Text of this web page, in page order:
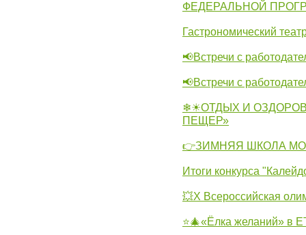
ФЕДЕРАЛЬНОЙ
Гастрономический
📢Встречи с
📢Встречи с
❄☀ОТДЫХ И
ПЕЩЕР»
👉ЗИМНЯЯ ШКОЛА
Итоги конкурса
💥Х Всероссийская
⭐🎄«Ёлка желаний» в